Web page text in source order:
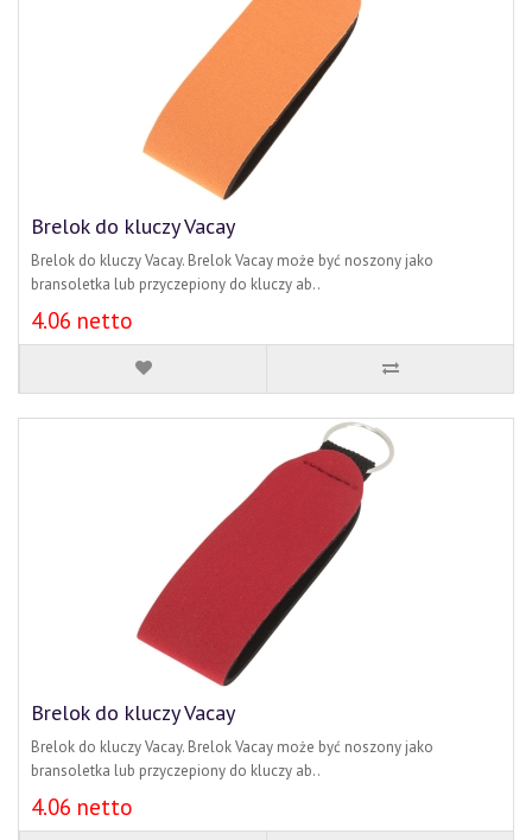
Brelok do kluczy Vacay
Brelok do kluczy Vacay. Brelok Vacay może być noszony jako
bransoletka lub przyczepiony do kluczy ab..
4.06 netto
Brelok do kluczy Vacay
Brelok do kluczy Vacay. Brelok Vacay może być noszony jako
bransoletka lub przyczepiony do kluczy ab..
4.06 netto